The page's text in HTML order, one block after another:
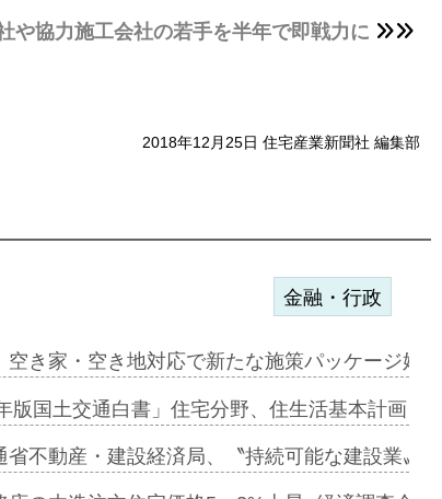
や協力施工会社の若手を半年で即戦力に
2018年12月25日 住宅産業新聞社 編集部
契約…
…
レキ…
金融・行政
空き家・空き地対応で新たな施策パッケージ始
版国土交通白書」住宅分野、住生活基本計画
省不動産・建設経済局、〝持続可能な建設業〟